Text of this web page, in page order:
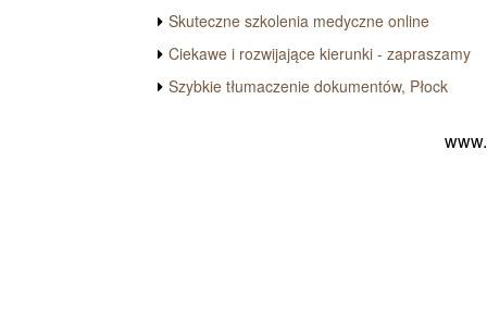
Skuteczne szkolenia medyczne online
Ciekawe i rozwijające kierunki - zapraszamy
Szybkie tłumaczenie dokumentów, Płock